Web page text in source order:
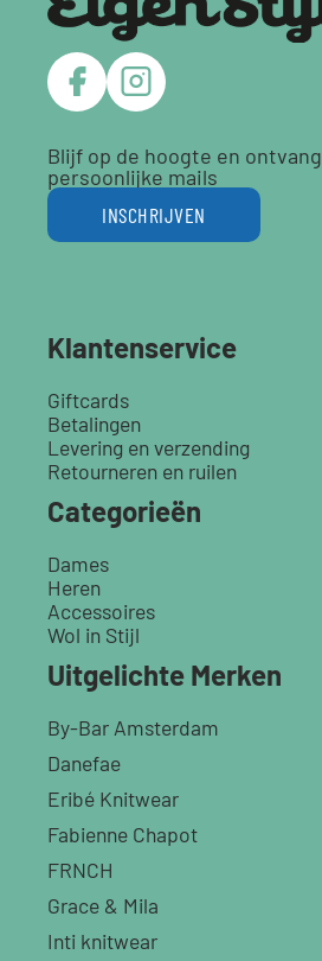
Blijf op de hoogte en ontvang
persoonlijke mails
INSCHRIJVEN
Klantenservice
Giftcards
Betalingen
Levering en verzending
Retourneren en ruilen
Categorieën
Dames
Heren
Accessoires
Wol in Stijl
Uitgelichte Merken
By-Bar Amsterdam
Danefae
Eribé Knitwear
Fabienne Chapot
FRNCH
Grace & Mila
Inti knitwear